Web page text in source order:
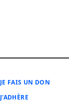
JE FAIS UN DON
J'ADHÈRE